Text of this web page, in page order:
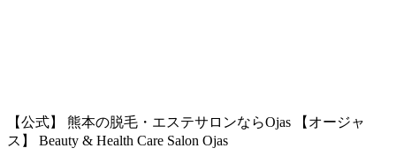
【公式】 熊本の脱毛・エステサロンならOjas 【オージャ
ス】 Beauty & Health Care Salon Ojas